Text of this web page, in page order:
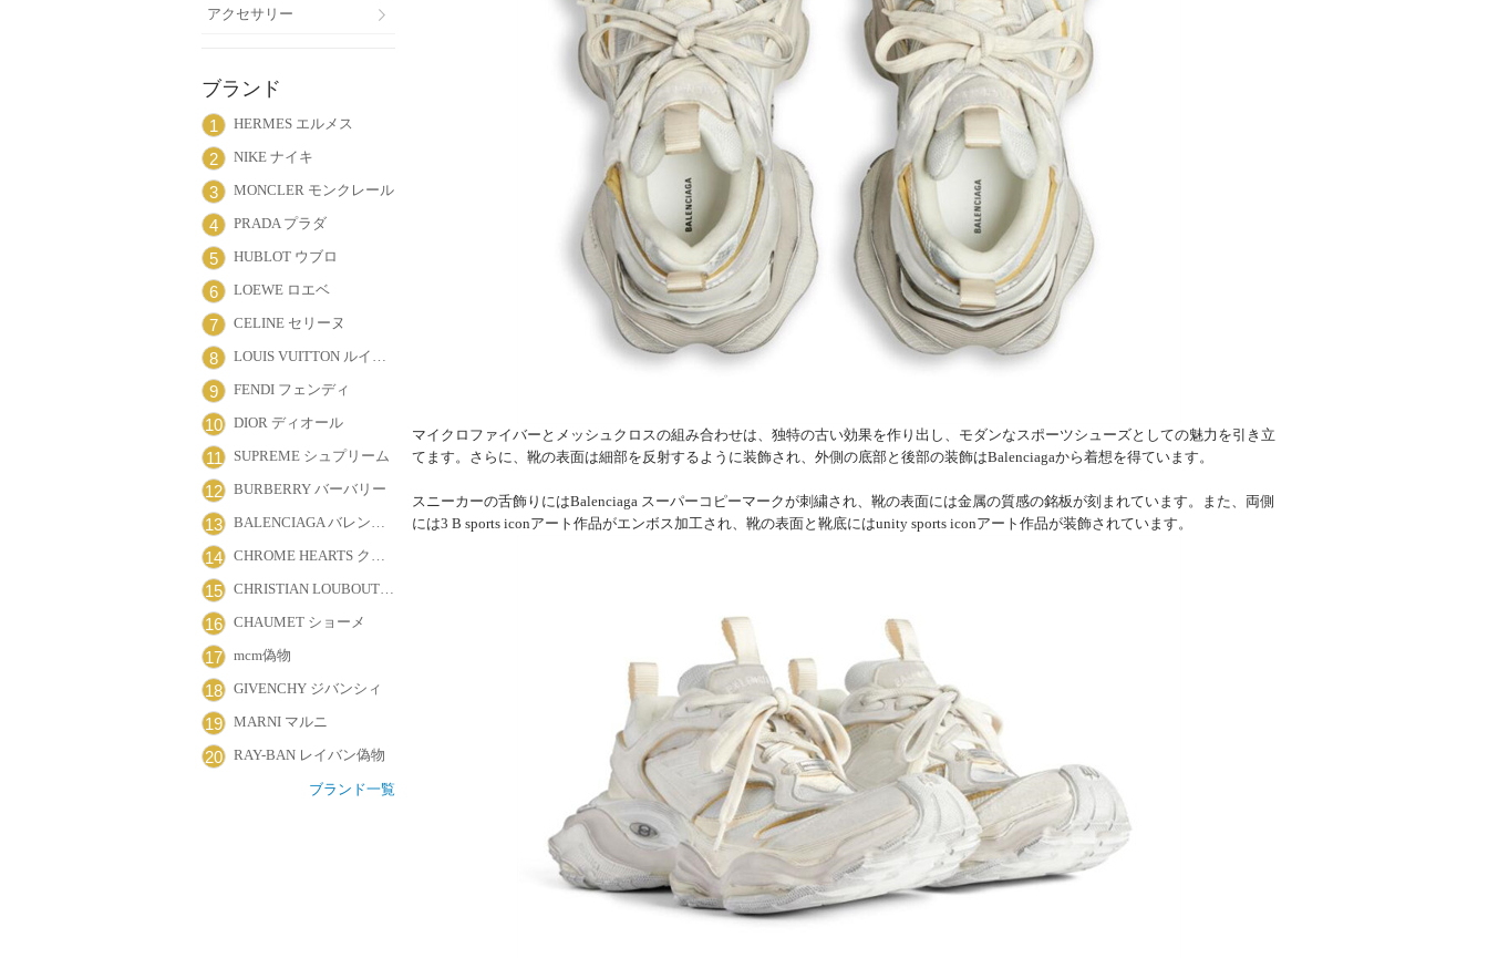
アクセサリー
ブランド
1 HERMES エルメス
2 NIKE ナイキ
3 MONCLER モンクレール
4 PRADA プラダ
5 HUBLOT ウブロ
6 LOEWE ロエベ
7 CELINE セリーヌ
8 LOUIS VUITTON ルイヴィトン
9 FENDI フェンディ
10 DIOR ディオール
11 SUPREME シュプリーム
12 BURBERRY バーバリー
13 BALENCIAGA バレンシアガ
14 CHROME HEARTS クロムハーツ
15 CHRISTIAN LOUBOUTIN クリスチャン・ルブタン
16 CHAUMET ショーメ
17 mcm偽物
18 GIVENCHY ジバンシィ
19 MARNI マルニ
20 RAY-BAN レイバン偽物
ブランド一覧
マイクロファイバーとメッシュクロスの組み合わせは、独特の古い効果を作り出し、モダンなスポーツシューズとしての魅力を引き立
てます。さらに、靴の表面は細部を反射するように装飾され、外側の底部と後部の装飾はBalenciagaから着想を得ています。
スニーカーの舌飾りにはBalenciaga スーパーコピーマークが刺繍され、靴の表面には金属の質感の銘板が刻まれています。また、両側
には3 B sports iconアート作品がエンボス加工され、靴の表面と靴底にはunity sports iconアート作品が装飾されています。